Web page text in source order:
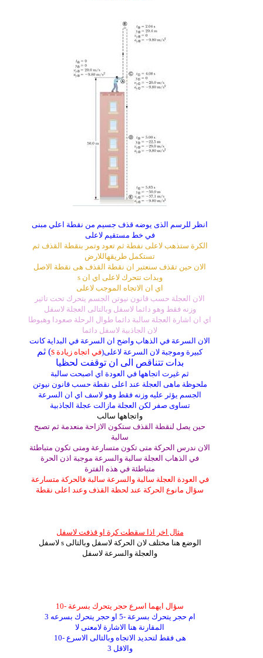
انظر للرسم الذى يوضه قذف جسيم من نقطة اعلي مبنى
في خط مستقيم لاعلى
الكرة ستذهب لاعلى نفطة ثم تعود وتمر بنقطة القذف ثم
تستكمل طريقهاللارض
الان حين تقذف سنعتبر ان نقطة القذف هى نقطة الاصل
وبدات تتحرك لاعلى اي ان s
اي ان الاتجاه الموجب لاعلى
الان العجلة حسب قانون نيوتن الجسم يتحرك تحت تاثير
وزنه فقط وهو دائما لاسفل وبالتالى العجلة لاسفل
اي ان اشارة العجلة سالبة دائما طوال الرحلة صعودا وهبوطا
لان الجاذبية لاسفل دائما
الان السرعة في الذهاب واضح ان السرعة في البداية كانت
كبيرة وموجبة لان السرعة لاعلى(في اتجاه زيادة s) ثم
بدات تتناقص الى ان توقفت لحظيا
ثم غيرت اتجاهها في العودة اي اصبحت سالبة
ملحوظة ماهى العجلة عند اعلى نقطة حسب قانون نيوتن
الجسم يؤثر عليه وزنه فقط وهو لاسف اي ان السرعة
تساوى صفر لكن العجلة مازالت عجلة الجاذبية
واتجاهها سالب
حين يصل لنقطة القذف ستكون الازاحة منعدمة ثم تصبح
سالبة
الان ندرس الحركة متى تكون متسارعة ومتى تكون متباطئة
في الذهاب العجلة سالبة والسرعة موجبة اذن الحرة
متباطئة في هذه الفترة
في العودة العجلة سالبة والسرعة سالبة فالحركة متسارعة
سؤال مانوع الحركة عند لحظة القذف وعند اعلى نقطة
مثال اخر اذا سقطت كرة او قذفت لاسفل
الوضع هنا مختلف لان الحركة لاسفل وبالتالى s لاسفل
والعجلة والسرعة لاسفل
سؤال ايهما اسرع حجر يتحرك بسرعة -10
ام حجر يتحرك بسرعة -5 او حجر يتحرك بسرعه 3
المقارنة هنا الاشارة لامعنى لا
هى فقط لتحديد الاتجاه وبالتالى الاسرع -10
والاقل 3